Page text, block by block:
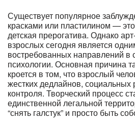
Существует популярное
красками или пластилином —
детская прерогатива. Однако
взрослых сегодня является
востребованных направлений в
психологии. Основная причина
кроется в том, что взрослый
жестких дедлайнов, социальных
контроля. Творческий процесс
единственной легальной
“снять галстук” и просто быть